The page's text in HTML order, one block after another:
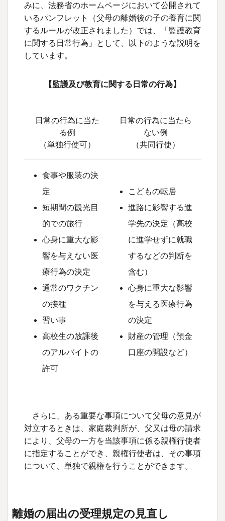
みに、法務省のホームページにおいて公開されて
いるパンフレット（父母の離婚後の子の養育に関
するルールが改正されました）では、「監護教育
に関する日常行為」として、以下のような説明を
しています。
【監護及び教育に関する日常の行為】
日常の行為に当た
る例
（単独行使可）
日常の行為に当たら
ない例
（共同行使）
食事や服装の決
定
短期間の観光目
的での旅行
心身に重大な影
響を与えない医
療行為の決定
通常のワクチン
の接種
習い事
高校生の放課後
のアルバイトの
許可
こどもの転居
進路に影響する進
学先の決定（高校
に進学せずに就職
するなどの判断を
含む）
心身に重大な影響
を与える医療行為
の決定
財産の管理（預金
口座の開設など）
さらに、ある重要な事項について父母の意見が
対立するときは、家庭裁判所が、父又は母の請求
により、父母の一方を当該事項に係る親権行使者
に指定することができ、親権行使者は、その事項
について、単独で親権を行うことができます。
離婚の届出の受理規定の見直し